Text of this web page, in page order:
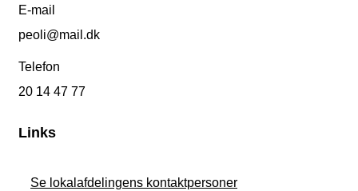
E-mail
peoli@mail.dk
Telefon
20 14 47 77
Links
Se lokalafdelingens kontaktpersoner